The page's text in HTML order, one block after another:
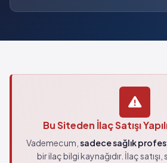
Bu Siteden İlaç Satışı
Vademecum, sadece sağlık
bir ilaç bilgi kaynağıdır. İlaç